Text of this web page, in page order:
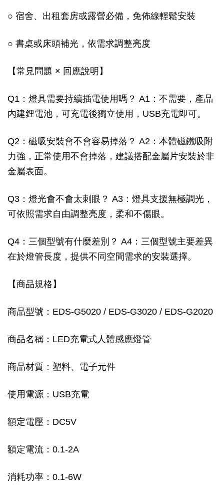
○ 宿舍、出租套房或露營必備，免佈線輕鬆安裝
○ 書桌或床頭補光，依需求調整亮度
【常見問題 × 回應說明】
Q1：燈具需要持續插電使用嗎？ A1：不需要，產品
內建鋰電池，可充電後獨立使用，USB充電即可。
Q2：磁吸安裝會不會容易掉落？ A2：本體磁鐵吸附
力強，正常使用不會掉落，建議搭配金屬片安裝於非
金屬表面。
Q3：燈光會不會太刺眼？ A3：燈具支援無極調光，
可依照需求自由調整亮度，柔和不傷眼。
Q4：三個型號有什麼差別？ A4：三個型號主要差異
在於燈管長度，提供不同空間需求的安裝選擇。
【商品規格】
商品型號：EDS-G5020 / EDS-G3020 / EDS-G2020
商品名稱：LED充電式人體感應燈管
商品材質：塑料、電子元件
使用電源：USB充電
額定電壓：DC5V
額定電流：0.1-2A
消耗功率：0.1-6W